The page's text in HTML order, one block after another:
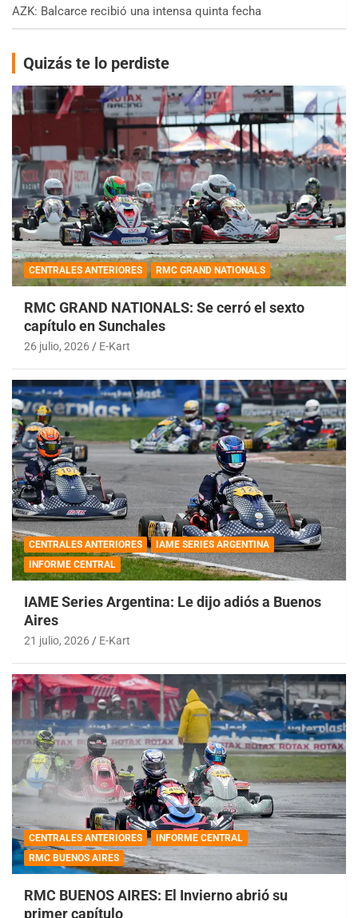
AZK: Balcarce recibió una intensa quinta fecha
Quizás te lo perdiste
CENTRALES ANTERIORES RMC GRAND NATIONALS
RMC GRAND NATIONALS: Se cerró el sexto
capítulo en Sunchales
26 julio, 2026 E-Kart
CENTRALES ANTERIORES
IAME SERIES ARGENTINA
INFORME CENTRAL
IAME Series Argentina: Le dijo adiós a Buenos
Aires
21 julio, 2026 E-Kart
CENTRALES ANTERIORES
INFORME CENTRAL
RMC BUENOS AIRES
RMC BUENOS AIRES: El Invierno abrió su
primer capítulo